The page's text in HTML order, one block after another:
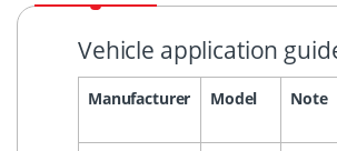
Vehicle application
Manufacturer Model Note